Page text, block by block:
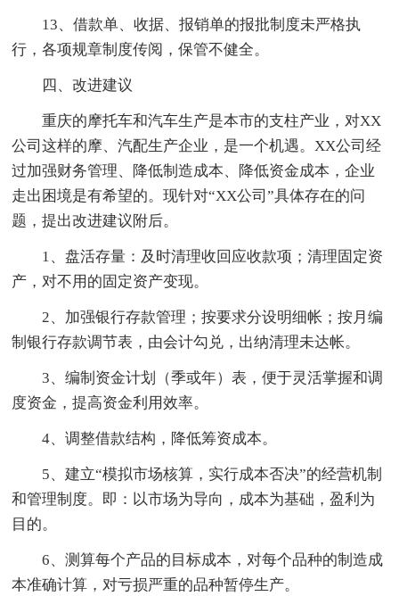
13、借款单、收据、报销单的报批制度未严格执
行，各项规章制度传阅，保管不健全。
四、改进建议
重庆的摩托车和汽车生产是本市的支柱产业，对XX
公司这样的摩、汽配生产企业，是一个机遇。XX公司经
过加强财务管理、降低制造成本、降低资金成本，企业
走出困境是有希望的。现针对“XX公司”具体存在的问
题，提出改进建议附后。
1、盘活存量：及时清理收回应收款项；清理固定资
产，对不用的固定资产变现。
2、加强银行存款管理；按要求分设明细帐；按月编
制银行存款调节表，由会计勾兑，出纳清理未达帐。
3、编制资金计划（季或年）表，便于灵活掌握和调
度资金，提高资金利用效率。
4、调整借款结构，降低筹资成本。
5、建立“模拟市场核算，实行成本否决”的经营机制
和管理制度。即：以市场为导向，成本为基础，盈利为
目的。
6、测算每个产品的目标成本，对每个品种的制造成
本准确计算，对亏损严重的品种暂停生产。